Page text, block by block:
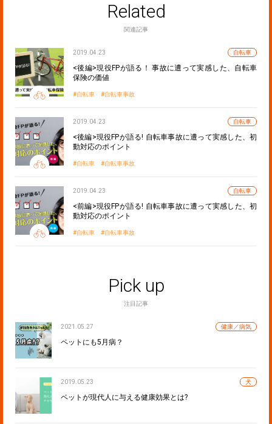
Related
関連記事
2019.04.23 自転車
<後編>現役FPが語る！ 事故に遭って実感した、自転車
保険の価値
自転車 自転車事故
2019.04.23 自転車
<後編>現役FPが語る! 自転車事故に遭って実感した、初
動対応のポイント
自転車 自転車事故
2019.04.23 自転車
<前編>現役FPが語る! 自転車事故に遭って実感した、初
動対応のポイント
自転車 自転車事故
Pick up
注目記事
2021.05.27 健康／病気
ペットにも5月病？
2019.05.23 犬
ペットが現代人に与える健康効果とは?